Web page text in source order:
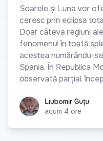
Soarele și Luna vor
ceresc prin eclipsa
Doar câteva regiuni
fenomenul în toată
acestea numărându-
Spania. În Republica
observată parțial,
Liubomir Guțu
Liubomir Guțu
acum 4 ore